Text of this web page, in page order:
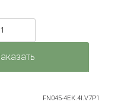
FN045-4EK.4I.V7P1